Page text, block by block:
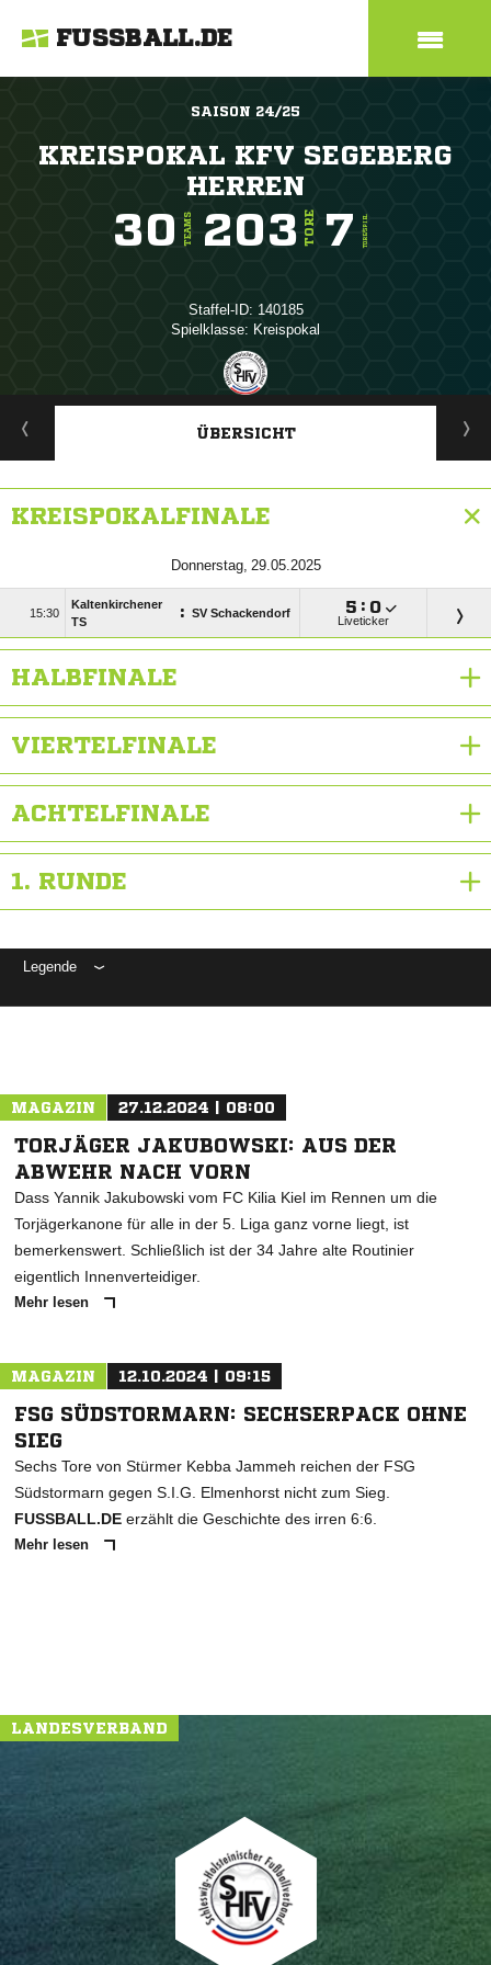
FUSSBALL.DE
SAISON 24/25
KREISPOKAL KFV SEGEBERG
HERREN
30 TEAMS 203 TORE 7 TORE/SPIEL
Staffel-ID: 140185
Spielklasse: Kreispokal
ANZEIGE
ÜBERSICHT
KREISPOKALFINALE
 

Kaltenkirchener
TS
: SV Schackendorf  : 
Liveticker
HALBFINALE
VIERTELFINALE
ACHTELFINALE
1. RUNDE
Legende
MAGAZIN 27.12.2024 | 08:00
TORJÄGER JAKUBOWSKI: AUS DER
ABWEHR NACH VORN
Dass Yannik Jakubowski vom FC Kilia Kiel im Rennen um die
Torjägerkanone für alle in der 5. Liga ganz vorne liegt, ist
bemerkenswert. Schließlich ist der 34 Jahre alte Routinier
eigentlich Innenverteidiger.
Mehr lesen
MAGAZIN 12.10.2024 | 09:15
FSG SÜDSTORMARN: SECHSERPACK OHNE
SIEG
Sechs Tore von Stürmer Kebba Jammeh reichen der FSG
Südstormarn gegen S.I.G. Elmenhorst nicht zum Sieg.
FUSSBALL.DE erzählt die Geschichte des irren 6:6.
Mehr lesen
LANDESVERBAND